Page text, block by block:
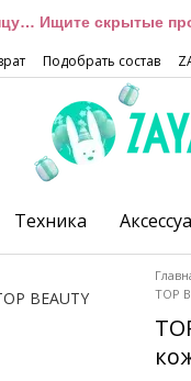
Ищите скрытые
Подобрать состав
Техника
TOP